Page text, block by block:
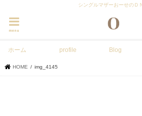
シングルマザーおーせのＤ
menu
ホーム profile Blog
HOME img_4145